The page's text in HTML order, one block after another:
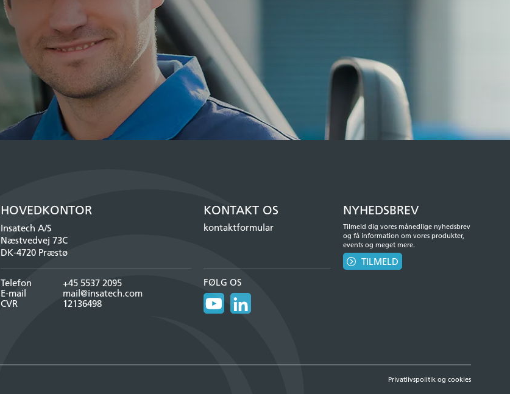
HOVEDKONTOR
Insatech A/S
Næstvedvej 73C
DK-4720 Præstø
Telefon
+45 5537 2095
E-mail
mail@insatech.com
CVR
12136498
KONTAKT OS
kontaktformular
FØLG OS
NYHEDSBREV
Tilmeld dig vores månedlige nyhedsbrev
og få information om vores produkter,
events og meget mere.
TILMELD
Privatlivspolitik og cookies